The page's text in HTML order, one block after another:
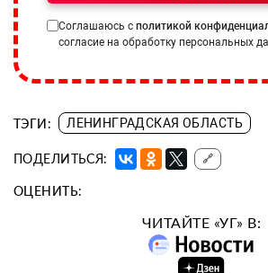
Соглашаюсь с политикой
согласие на обработку персональных
ТЭГИ: ЛЕНИНГРАДСКАЯ ОБЛАСТЬ
ПОДЕЛИТЬСЯ: 🔗
ОЦЕНИТЬ:
ЧИТАЙТЕ «УГ» В: